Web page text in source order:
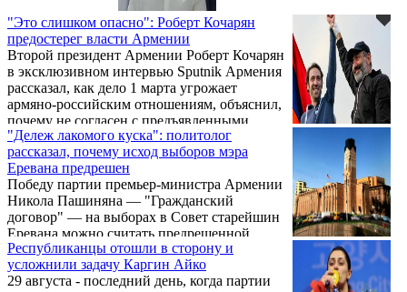
"Это слишком опасно": Роберт Кочарян
предостерег власти Армении
Второй президент Армении Роберт Кочарян
в эксклюзивном интервью Sputnik Армения
рассказал, как дело 1 марта угрожает
армяно-российским отношениям, объяснил,
почему не согласен с предъявленными
обвинениями, и признался, кого поведет за
собой на выборы.
"Дележ лакомого куска": политолог
рассказал, почему исход выборов мэра
Еревана предрешен
Победу партии премьер-министра Армении
Никола Пашиняна — "Гражданский
договор" — на выборах в Совет старейшин
Еревана можно считать предрешенной,
учитывая сохраняющуюся в обществе
революционную эйфорию. Подобное
мнение выразил в интервью Sputnik
Республиканцы отошли в сторону и
усложнили задачу Каргин Айко
29 августа - последний день, когда партии